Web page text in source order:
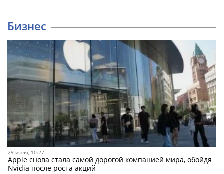
Бизнес
29 июля, 10:27
Apple снова стала самой дорогой компанией мира, обойдя
Nvidia после роста акций